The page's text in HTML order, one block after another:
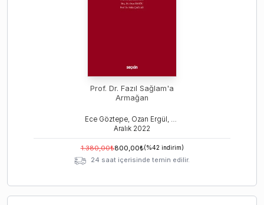
Prof. Dr. Fazıl Sağlam'a
Armağan
Ece Göztepe, Ozan Ergül, Selda Çağlar
Aralık 2022
1.380,00₺800,00₺(%42 indirim)
24 saat içerisinde temin edilir.